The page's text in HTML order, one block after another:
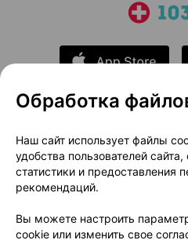
О проекте
Размещение рекламы
Публичный
Способы оплаты
Обработка
Наш сайт использует файлы
удобства пользователей
статистики и предоставления
рекомендаций.
Вы можете настроить
cookie или изменить свое